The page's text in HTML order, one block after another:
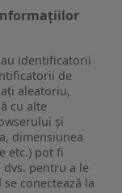
identificatorii
de
aleatoriu,
cu alte
și
dimensiunea
etc.) pot fi
pentru a le
conectează la